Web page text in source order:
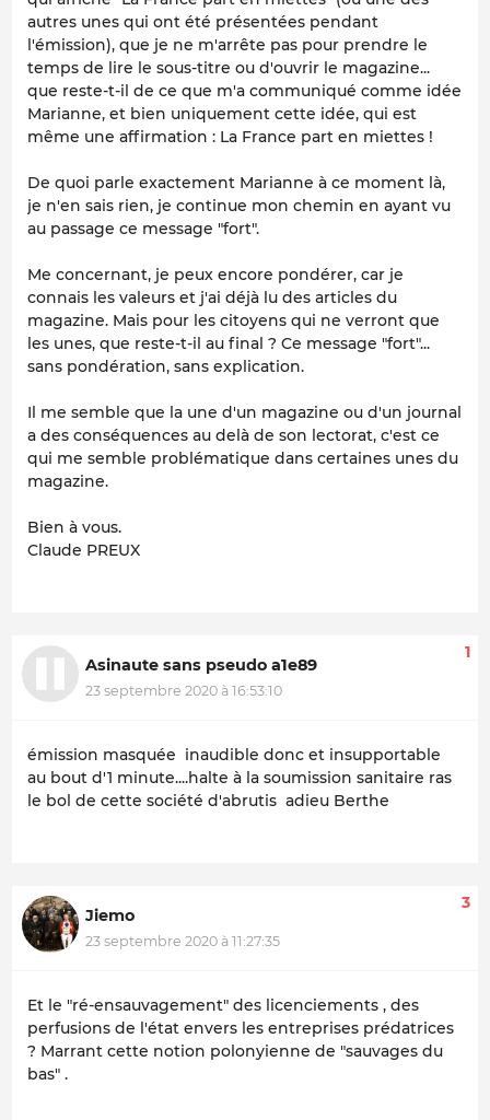
autres unes qui ont été présentées pendant
l'émission), que je ne m'arrête pas pour prendre le
temps de lire le sous-titre ou d'ouvrir le magazine...
que reste-t-il de ce que m'a communiqué comme idée
Marianne, et bien uniquement cette idée, qui est
même une affirmation : La France part en miettes !
De quoi parle exactement Marianne à ce moment là,
je n'en sais rien, je continue mon chemin en ayant vu
au passage ce message "fort".
Me concernant, je peux encore pondérer, car je
connais les valeurs et j'ai déjà lu des articles du
magazine. Mais pour les citoyens qui ne verront que
les unes, que reste-t-il au final ? Ce message "fort"...
sans pondération, sans explication.
Il me semble que la une d'un magazine ou d'un journal
a des conséquences au delà de son lectorat, c'est ce
qui me semble problématique dans certaines unes du
magazine.
Bien à vous.
Claude PREUX
Asinaute sans pseudo a1e89
23 septembre 2020 à 16:53:10
1
émission masquée inaudible donc et insupportable
au bout d'1 minute....halte à la soumission sanitaire ras
le bol de cette société d'abrutis adieu Berthe
Jiemo
23 septembre 2020 à 11:27:35
3
Et le "ré-ensauvagement" des licenciements , des
perfusions de l'état envers les entreprises prédatrices
? Marrant cette notion polonyienne de "sauvages du
bas" .